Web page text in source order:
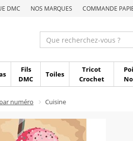
DMC NOS MARQUES COMMANDE
Fils
DMC
Toiles
Tricot
Crochet
numéro Cuisine